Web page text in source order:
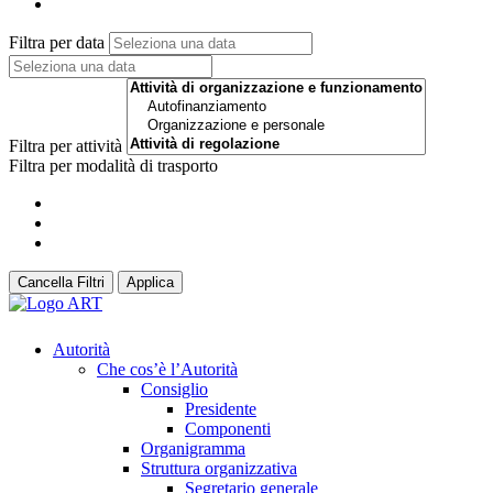
Filtra per data
Filtra per attività
Filtra per modalità di trasporto
Cancella Filtri Applica
Autorità
Che cos’è l’Autorità
Consiglio
Presidente
Componenti
Organigramma
Struttura organizzativa
Segretario generale